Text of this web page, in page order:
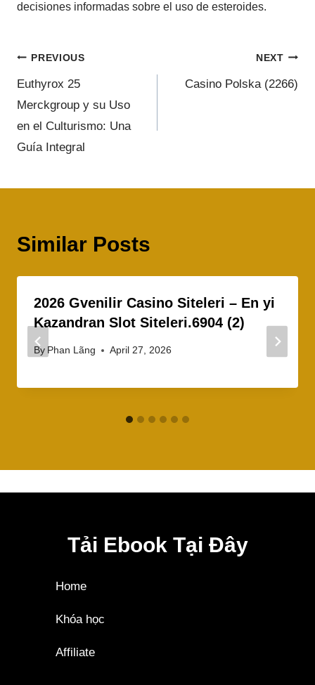
decisiones informadas sobre el uso de esteroides.
PREVIOUS
Euthyrox 25
Merckgroup y su Uso
en el Culturismo: Una
Guía Integral
NEXT
Casino Polska (2266)
Similar Posts
2026 Gvenilir Casino Siteleri – En yi
Kazandran Slot Siteleri.6904 (2)
By Phan Lãng April 27, 2026
Tải Ebook Tại Đây
Home
Khóa học
Affiliate